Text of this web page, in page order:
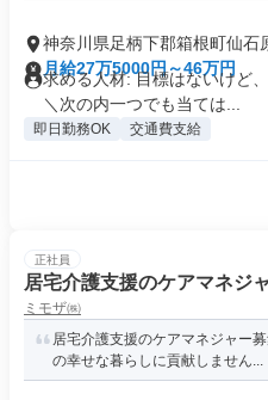
神奈川県足柄下郡箱根町仙石
月給27万5000円～46万円
求める人材: 目標はないけど
＼次の内一つでも当ては...
即日勤務OK 交通費支給
正社員
居宅介護支援のケアマネジ
ミモザ㈱
居宅介護支援のケアマネジャー
の幸せな暮らしに貢献しません...